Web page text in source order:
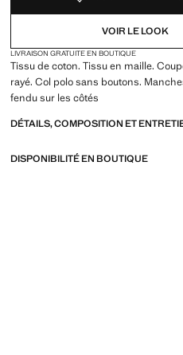
VOIR LE LOOK
LIVRAISON GRATUITE EN BOUTIQUE
Tissu de coton. Tissu en maille.
rayé. Col polo sans boutons.
fendu sur les côtés
DÉTAILS, COMPOSITION ET
DISPONIBILITÉ EN BOUTIQUE